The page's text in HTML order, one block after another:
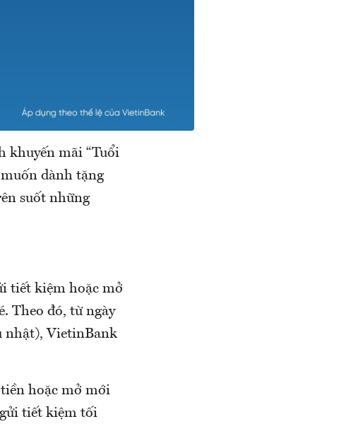
khuyến mãi “Tuổi
dành tặng
suốt những
tiết kiệm hoặc mở
Theo đó, từ ngày
nhật), VietinBank
hoặc mở mới
tiết kiệm tối